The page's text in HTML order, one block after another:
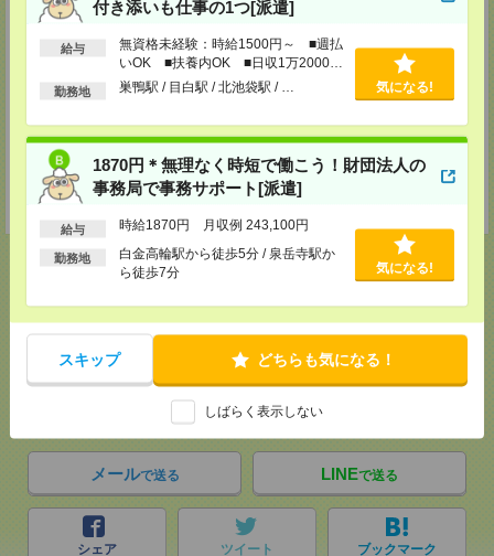
付き添いも仕事の1つ[派遣]
給与
無資格未経験：時給1500円～ ■週払
いOK ■扶養内OK ■日収1万2000円
以上
勤務地 巣鴨駅 / 目白駅 / 北池袋駅 / … 気になる!
1870円＊無理なく時短で働こう！財団法人の
事務局で事務サポート[派遣]
給与 時給1870円 月収例 243,100円
勤務地
白金高輪駅から徒歩5分 / 泉岳寺駅か
ら徒歩7分
気になる!
スキップ どちらも気になる！
しばらく表示しない
栃木県宇都宮市大通り2-2-3 明治安田生命宇都宮大工町ビル2階
TEL：0120-25-1069
utm30@athuman.com
担当：人材コーディネート担当
茨城県水戸市城南1-2-43 NKCビル 305号
〔アクセス〕水戸駅より徒歩5分
TEL：0120-25-1069
MAIL：hit30@athuman.com
担当：人材コーディネート担当
応募ページへ
気になる！
メールで送る LINEで送る
シェア ツイート ブックマーク